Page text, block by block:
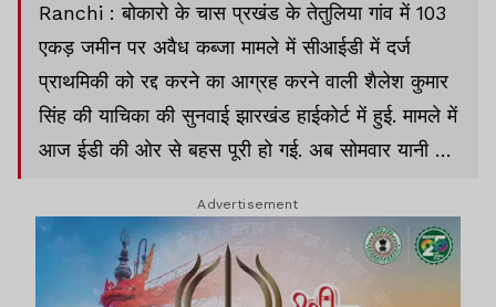
Ranchi : बोकारो के चास प्रखंड के तेतुलिया गांव में 103
एकड़ जमीन पर अवैध कब्जा मामले में सीआईडी में दर्ज
प्राथमिकी को रद्द करने का आग्रह करने वाली शैलेश कुमार
सिंह की याचिका की सुनवाई झारखंड हाईकोर्ट में हुई. मामले में
आज ईडी की ओर से बहस पूरी हो गई. अब सोमवार यानी 6
वरीय अधिवक्ता अमित कुमार दास एवं अधिवक्ता सौरव कुमार
ने पक्ष रखा. यहां बता दें कि सीआईडी में दर्ज केस के आधार
पर ईडी ने भी मामले में ईसीआईआर केस दर्ज किया है.
Advertisement